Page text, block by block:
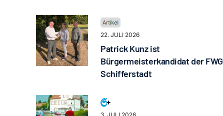
22. JULI 2026
Patrick Kunz ist
Bürgermeisterkandidat der FWG
Schifferstadt